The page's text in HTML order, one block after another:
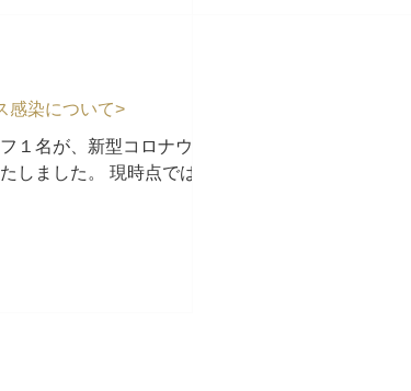
感染について>
１名が、新型コロナウイルス
しました。 現時点では弊社従